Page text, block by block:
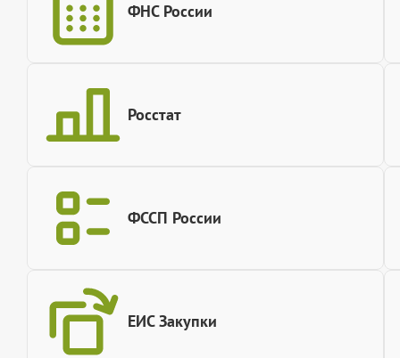
ФНС России
Росстат
ФССП России
ЕИС Закупки